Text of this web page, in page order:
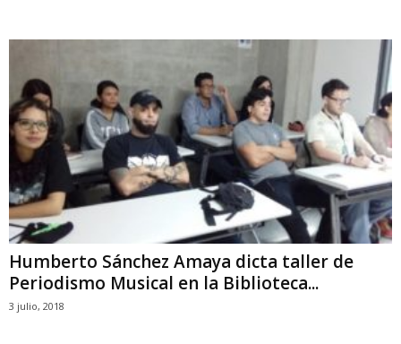
Humberto Sánchez Amaya dicta taller de
Periodismo Musical en la Biblioteca...
3 julio, 2018